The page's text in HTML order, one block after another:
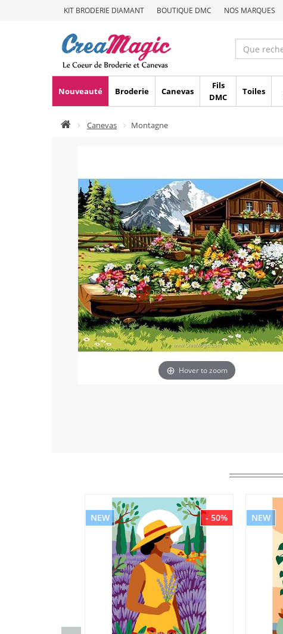
KIT BRODERIE DIAMANT BOUTIQUE DMC NOS MARQUES
Nouveauté Broderie Canevas
Fils
DMC
Toiles
Canevas Montagne
Hover to zoom
- 50%
NEW NEW